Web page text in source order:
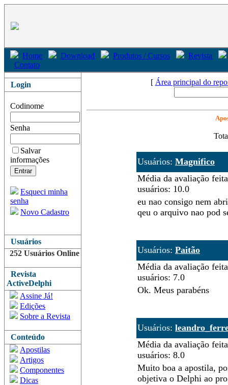
Home Download Produtos / Cursos
Revista
Contato
Login
Codinome
Senha
Salvar
informações
Esqueci minha
senha
Novo Cadastro
Usuários
252 Usuários Online
Revista
ActiveDelphi
Assine Já!
Edições
Sobre a Revista
Conteúdo
Apostilas
Artigos
Componentes
Dicas
[ Área principal do
Usuários: Magnifico
Média da avaliação
usuários: 10.0
eu nao consigo nem
qeu o arquivo nao pod
Usuários: Paitão
Média da avaliação
usuários: 7.0
Ok. Meus parabéns
Usuários:
Média da avaliação
usuários: 8.0
Muito boa a apostila,
objetiva o Delphi ao